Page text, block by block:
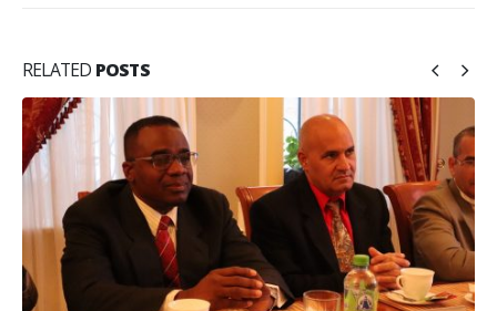
RELATED POSTS